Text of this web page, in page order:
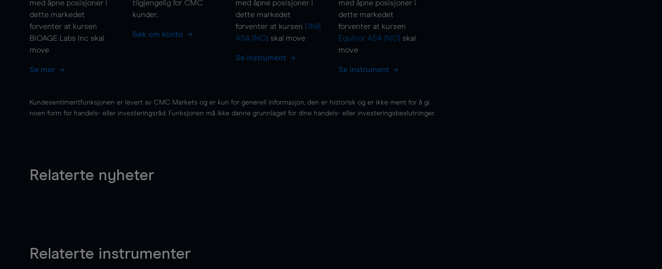
med åpne posisjoner i
dette markedet
forventer at kursen
BIOAGE Labs Inc skal
move
Se mer
tilgjengelig for CMC
kunder.
Søk om konto
med åpne posisjoner i
dette markedet
forventer at kursen DNB
ASA (NO) skal move
Se instrument
med åpne posisjoner i
dette markedet
forventer at kursen
Equinor ASA (NO) skal
move
Se instrument
Kundesentimentfunksjonen er levert av CMC Markets og er kun for generell informasjon, den er historisk og er ikke ment for å gi
noen form for handels- eller investeringsråd. Funksjonen må ikke danne grunnlaget for dine handels- eller investeringsbeslutninger.
Relaterte nyheter
Relaterte instrumenter